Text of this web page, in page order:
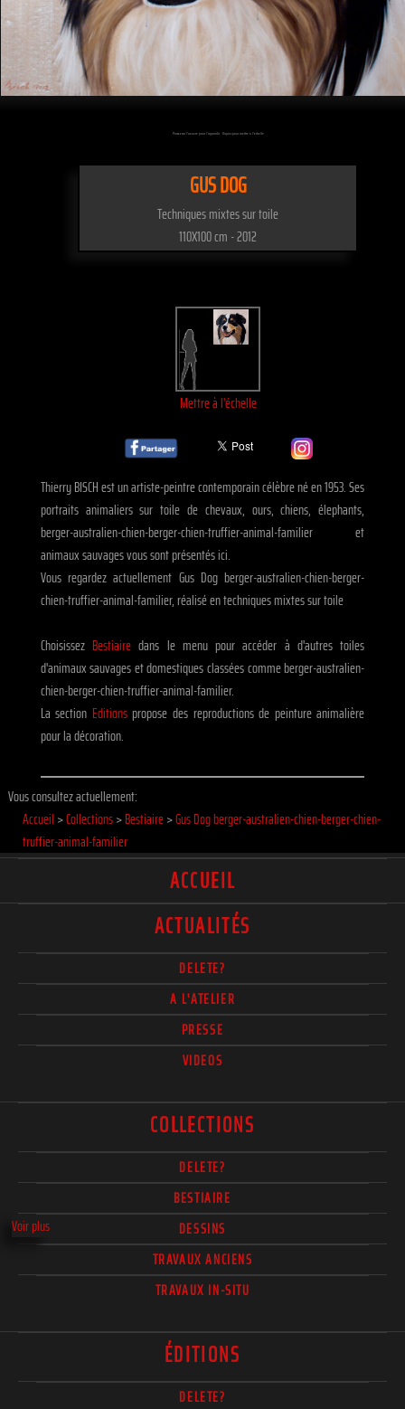
Passez sur l'oeuvre pour l'agrandir - Cliquez pour mettre à l'échelle
GUS DOG
Techniques mixtes sur toile
110X100 cm - 2012
Voir plus
Mettre à l'échelle
Thierry BISCH est un artiste-peintre contemporain célèbre né en 1953. Ses
portraits animaliers sur toile de chevaux, ours, chiens, élephants,
berger-australien-chien-berger-chien-truffier-animal-familier et
animaux sauvages vous sont présentés ici.
Vous regardez actuellement Gus Dog berger-australien-chien-berger-
chien-truffier-animal-familier, réalisé en techniques mixtes sur toile
Choisissez Bestiaire dans le menu pour accéder à d'autres toiles
d'animaux sauvages et domestiques classées comme berger-australien-
chien-berger-chien-truffier-animal-familier.
La section Editionspropose des reproductions de peinture animalière
pour la décoration.
Vous consultez actuellement:
Accueil >Collections>Bestiaire>Gus Dog berger-australien-chien-berger-chien-
truffier-animal-familier
ACCUEIL
ACTUALITÉS
DELETE?
A L'ATELIER
PRESSE
VIDEOS
COLLECTIONS
DELETE?
BESTIAIRE
DESSINS
TRAVAUX ANCIENS
TRAVAUX IN-SITU
ÉDITIONS
DELETE?